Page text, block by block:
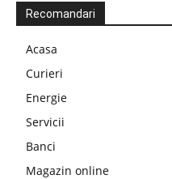
Recomandari
Acasa
Curieri
Energie
Servicii
Banci
Magazin online